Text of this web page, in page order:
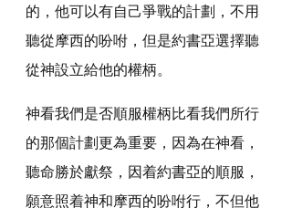
的，他可以有自己爭戰的計劃，不用
聽從摩西的吩咐，但是約書亞選擇聽
從神設立給他的權柄。
神看我們是否順服權柄比看我們所行
的那個計劃更為重要，因為在神看，
聽命勝於獻祭，因着約書亞的順服，
願意照着神和摩西的吩咐行，不但他